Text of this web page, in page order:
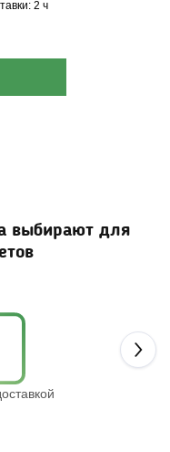
2 ч
выбирают для